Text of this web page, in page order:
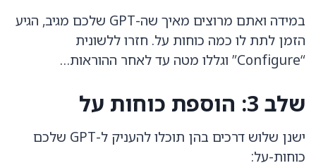
במידה ואתם מרוצים מאיך שה-GPT שלכם מגיב, הגיע
הזמן לתת לו כמה כוחות על. חזרו ללשונית
“Configure” וגללו מטה עד לאחר ההוראות…
שלב 3: הוספת כוחות על
ישנן שלוש דרכים בהן תוכלו להעניק ל-GPT שלכם
כוחות-על: